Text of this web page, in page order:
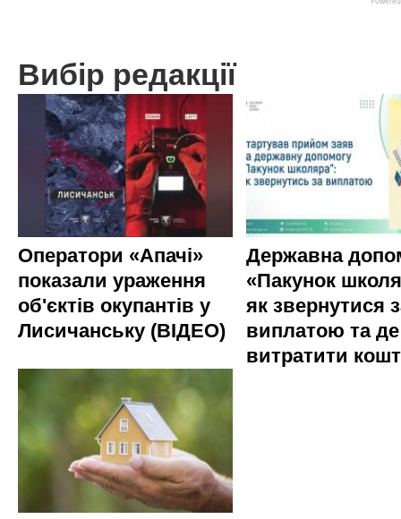
Вибір редакції
Оператори «Апачі»
показали ураження
об'єктів окупантів у
Лисичанську (ВІДЕО)
Державна
«Пакунок
як звернутися
виплатою та де
витратити